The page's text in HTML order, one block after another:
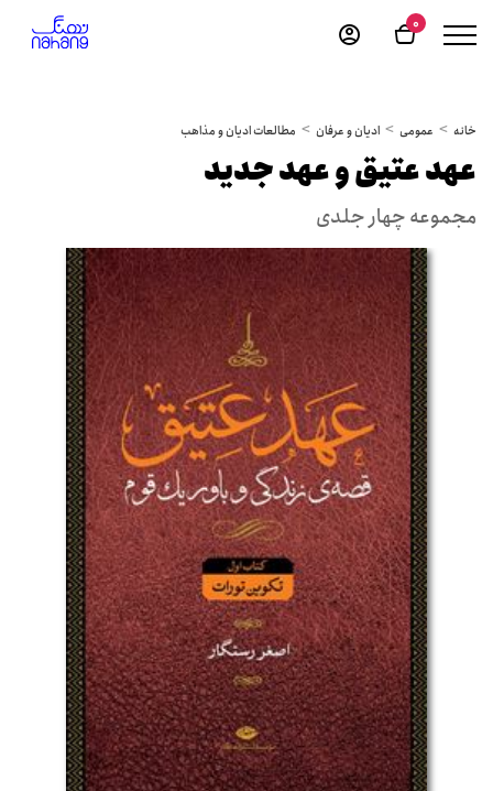
0
خانه عمومی ادیان و عرفان مطالعات ادیان و مذاهب
عهد عتیق و عهد جدید
مجموعه چهار جلدی